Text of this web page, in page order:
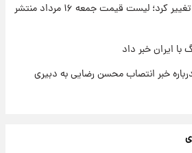
قیمت خودروهای سایپا تغییر کرد؛ لیست قیمت جمعه ۱۶ مرداد منتشر
با ایران خبر داد
خبر انتصاب محسن رضایی به دبیری